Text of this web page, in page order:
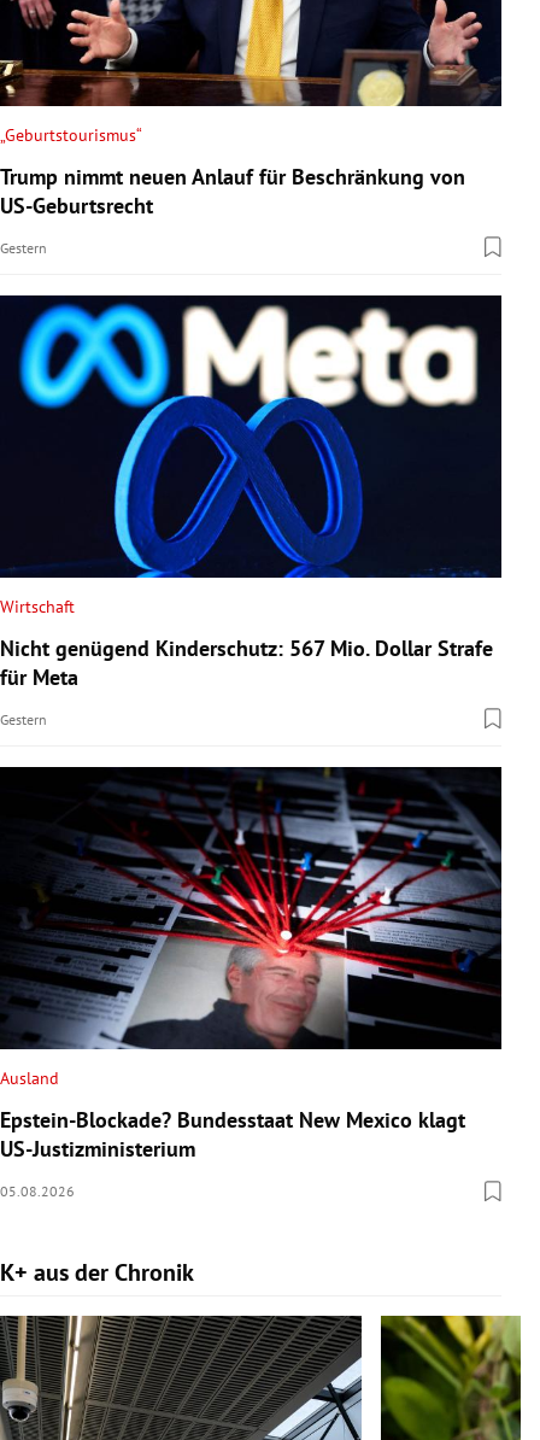
„Geburtstourismus“
Trump nimmt neuen Anlauf für Beschränkung von
US-Geburtsrecht
Gestern
Wirtschaft
Nicht genügend Kinderschutz: 567 Mio. Dollar Strafe
für Meta
Gestern
Ausland
Epstein-Blockade? Bundesstaat New Mexico klagt
US-Justizministerium
05.08.2026
K+ aus der Chronik
Slide 1 von 9